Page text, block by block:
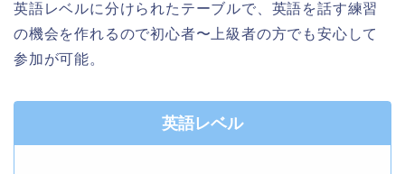
英語レベルに分けられたテーブルで、英語を話す練習
の機会を作れるので初心者〜上級者の方でも安心して
参加が可能。
英語レベル